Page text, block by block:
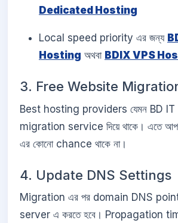
Dedicated Hosting
Local speed priority এর জন্য
Hosting অথবা BDIX VPS
3. Free Website
Best hosting providers যেমন BD
migration service দিয়ে থাকে। এতে
এর কোনো chance থাকে না।
4. Update DNS Settings
Migration এর পর domain DNS
server এ করতে হবে। Propagation